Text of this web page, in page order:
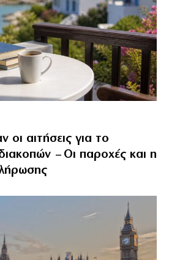
οι αιτήσεις για το
– Οι παροχές και η